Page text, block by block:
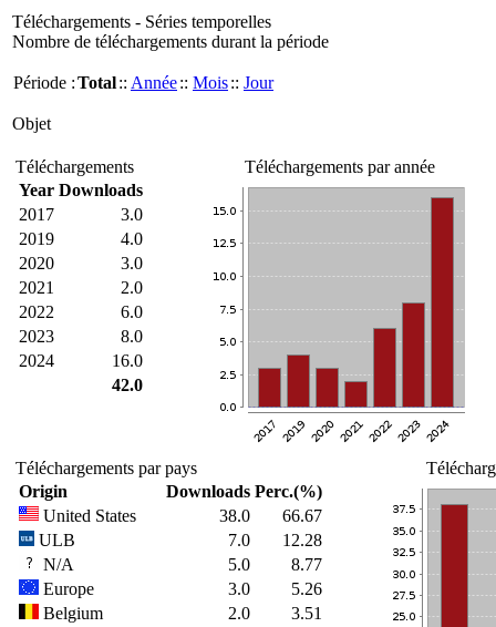
Téléchargements - Séries temporelles
Nombre de téléchargements durant la période
Période :Total:: Année:: Mois:: Jour
Objet
Téléchargements
Year Downloads
2017
3.0
2019
4.0
2020
3.0
2021
2.0
2022
6.0
2023
8.0
2024
16.0
42.0
Téléchargements par année
Téléchargements par pays
Origin
Downloads Perc.(%)
United States
38.0
66.67
ULB
7.0
12.28
N/A
5.0
8.77
Europe
3.0
5.26
Belgium
2.0
3.51